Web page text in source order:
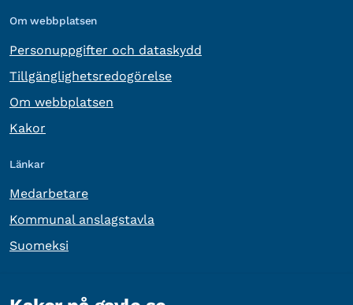
Om webbplatsen
Personuppgifter och dataskydd
Tillgänglighetsredogörelse
Om webbplatsen
Kakor
Länkar
Medarbetare
Kommunal anslagstavla
Suomeksi